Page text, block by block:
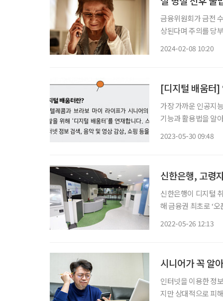
금융위원회가 금전
상된다며 주의를 당부했다. 금융범죄로는 불법사금융, 명절 선물 배송
2024-02-08 10:20
[디지털 배움터]
가장 가까운 인공지
기능과 활용법을 알아보자. 1.생활에 필요한 기본 앱 알아보기 스마
2023-05-30 09:48
신한은행, 고령
신한은행이 디지털
해 금융권 최초로 ‘오픈뱅킹 피해
2022-05-26 12:13
시니어가 꼭 알
인터넷을 이용한 정
지만 상대적으로 피